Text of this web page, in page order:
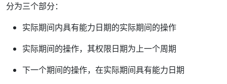
分为三个部分：
实际期间内具有能力日期的实际期间的操作
实际期间的操作，其权限日期为上一个周期
下一个期间的操作，在实际期间具有能力日期